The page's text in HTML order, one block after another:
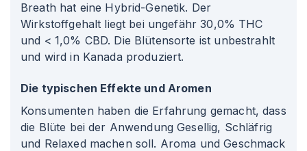
Breath hat eine Hybrid-Genetik. Der
Wirkstoffgehalt liegt bei ungefähr 30,0% THC
und < 1,0% CBD. Die Blütensorte ist unbestrahlt
und wird in Kanada produziert.
Die typischen Effekte und Aromen
Konsumenten haben die Erfahrung gemacht, dass
die Blüte bei der Anwendung Gesellig, Schläfrig
und Relaxed machen soll. Aroma und Geschmack